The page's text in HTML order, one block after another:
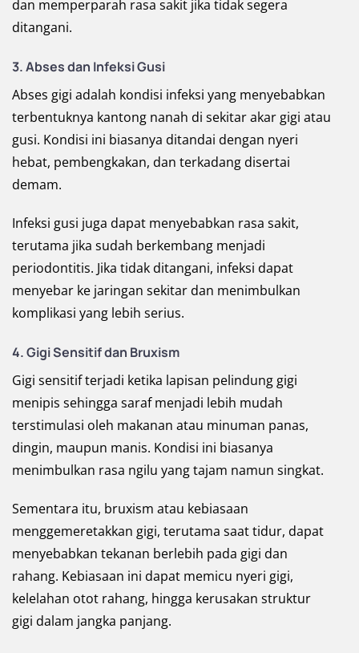
dan memperparah rasa sakit jika tidak segera
ditangani.
3. Abses dan Infeksi Gusi
Abses gigi adalah kondisi infeksi yang menyebabkan
terbentuknya kantong nanah di sekitar akar gigi atau
gusi. Kondisi ini biasanya ditandai dengan nyeri
hebat, pembengkakan, dan terkadang disertai
demam.
Infeksi gusi juga dapat menyebabkan rasa sakit,
terutama jika sudah berkembang menjadi
periodontitis. Jika tidak ditangani, infeksi dapat
menyebar ke jaringan sekitar dan menimbulkan
komplikasi yang lebih serius.
4. Gigi Sensitif dan Bruxism
Gigi sensitif terjadi ketika lapisan pelindung gigi
menipis sehingga saraf menjadi lebih mudah
terstimulasi oleh makanan atau minuman panas,
dingin, maupun manis. Kondisi ini biasanya
menimbulkan rasa ngilu yang tajam namun singkat.
Sementara itu, bruxism atau kebiasaan
menggemeretakkan gigi, terutama saat tidur, dapat
menyebabkan tekanan berlebih pada gigi dan
rahang. Kebiasaan ini dapat memicu nyeri gigi,
kelelahan otot rahang, hingga kerusakan struktur
gigi dalam jangka panjang.